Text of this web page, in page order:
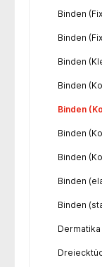
Binden
Binden
Binden
Binden
Binden
Binden
Binden
Binden
Binden
Dermatika